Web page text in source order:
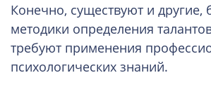
Конечно, существуют и другие,
методики определения
требуют применения
психологических знаний.